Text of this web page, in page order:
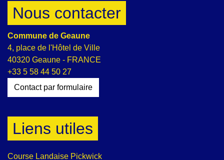
Nous contacter
Commune de Geaune
4, place de l'Hôtel de Ville
40320 Geaune - FRANCE
+33 5 58 44 50 27
Contact par formulaire
Liens utiles
Course Landaise Pickwick